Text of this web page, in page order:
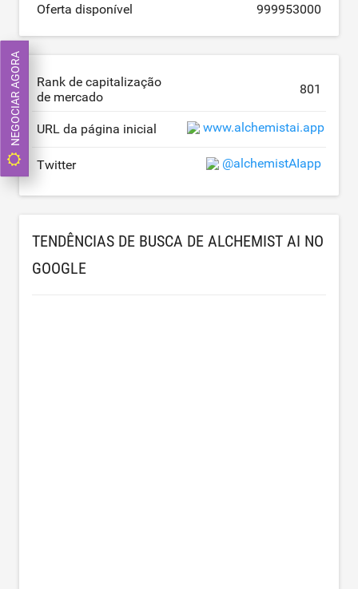
Oferta disponível 999953000
Rank de capitalização
de mercado
801
URL da página inicial www.alchemistai.app
Twitter @alchemistAIapp
TENDÊNCIAS DE BUSCA DE ALCHEMIST AI NO
GOOGLE
NEGOCIAR AGORA